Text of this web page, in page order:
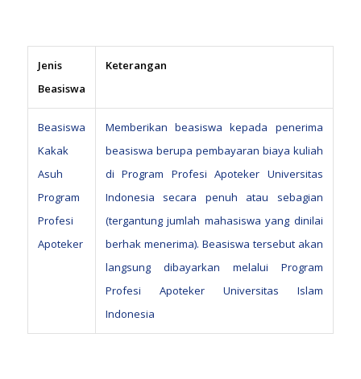
Jenis
Beasiswa
Keterangan
Beasiswa
Kakak
Asuh
Program
Profesi
Apoteker
Memberikan beasiswa kepada penerima
beasiswa berupa pembayaran biaya kuliah
di Program Profesi Apoteker Universitas
Indonesia secara penuh atau sebagian
(tergantung jumlah mahasiswa yang dinilai
berhak menerima). Beasiswa tersebut akan
langsung dibayarkan melalui Program
Profesi Apoteker Universitas Islam
Indonesia